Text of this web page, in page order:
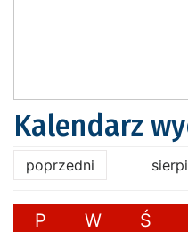
Kalendarz
poprzedni
P W Ś